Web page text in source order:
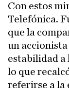
Con estos
Telefónica.
que la
un
estabilidad a
lo que
referirse a la